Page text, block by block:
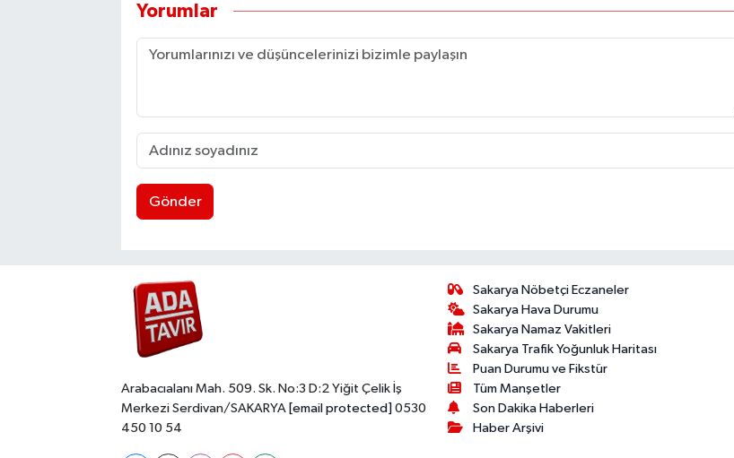
Yorumlar
Gönder
Arabacıalanı Mah. 509. Sk. No:3 D:2 Yiğit Çelik İş
Merkezi Serdivan/SAKARYA [email protected] 0530
450 10 54
Sakarya Nöbetçi Eczaneler
Sakarya Hava Durumu
Sakarya Namaz Vakitleri
Sakarya Trafik Yoğunluk Haritası
Puan Durumu ve Fikstür
Tüm Manşetler
Son Dakika Haberleri
Haber Arşivi